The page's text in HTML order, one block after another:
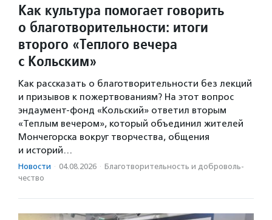
Как культура помогает говорить
о благотворительности: итоги
второго «Теплого вечера
с Кольским»
Как рассказать о благотворительности без лекций
и призывов к пожертвованиям? На этот вопрос
эндаумент-фонд «Кольский» ответил вторым
«Теплым вечером», который объединил жителей
Мончегорска вокруг творчества, общения
и историй…
Новости · 04.08.2026 · Благотвори­тель­ность и доброволь­
чест­во